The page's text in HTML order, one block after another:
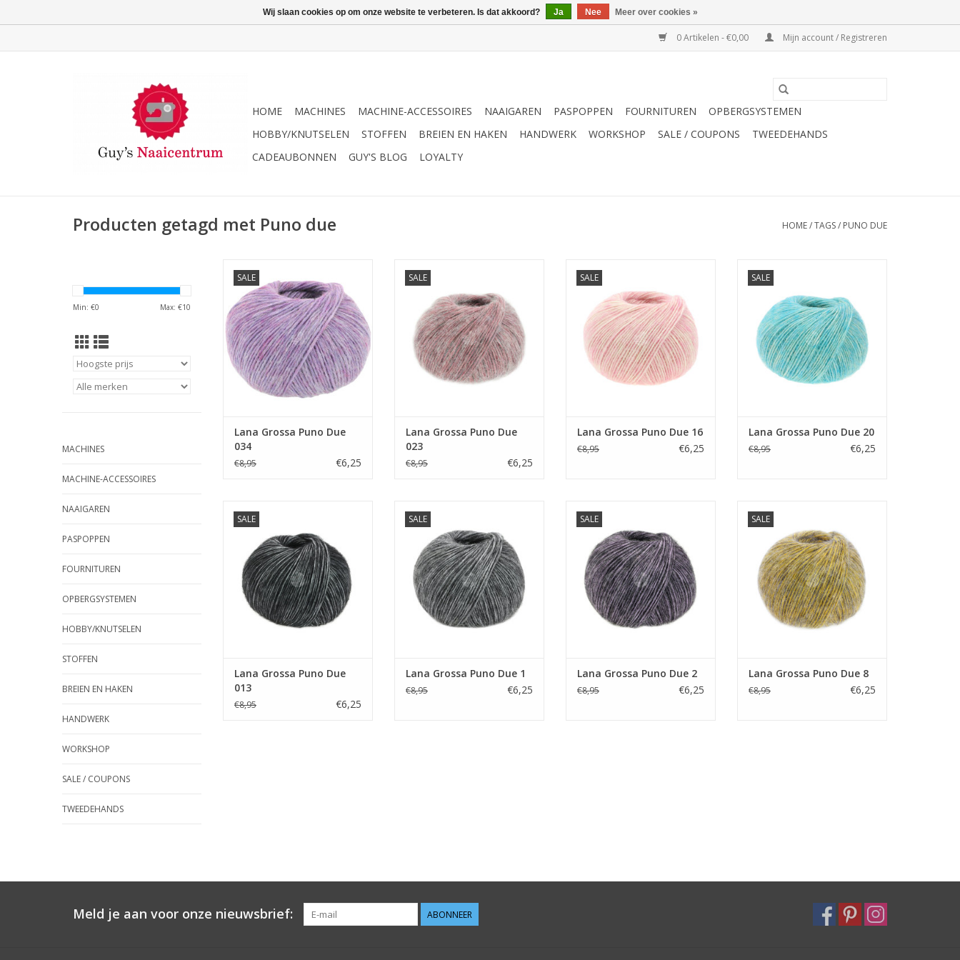
0 Artikelen - €0,00 Mijn account / Registreren
HOME MACHINES MACHINE-ACCESSOIRES NAAIGAREN PASPOPPEN FOURNITUREN
OPBERGSYSTEMEN
HOBBY/KNUTSELEN
STOFFEN BREIEN EN HAKEN HANDWERK WORKSHOP SALE / COUPONS
TWEEDEHANDS
CADEAUBONNEN
GUY'S BLOG LOYALTY
Producten getagd met Puno due HOME/TAGS/ PUNO DUE
Min: €0 Max: €10
MACHINES
MACHINE-ACCESSOIRES
NAAIGAREN
PASPOPPEN
FOURNITUREN
OPBERGSYSTEMEN
HOBBY/KNUTSELEN
STOFFEN
BREIEN EN HAKEN
HANDWERK
WORKSHOP
SALE / COUPONS
TWEEDEHANDS
SALE
TOEVOEGEN AAN WINKELWAGEN
Lana Grossa Puno Due
034
€8,95 €6,25
SALE
TOEVOEGEN AAN WINKELWAGEN
Lana Grossa Puno Due
023
€8,95 €6,25
SALE
TOEVOEGEN AAN WINKELWAGEN
Lana Grossa Puno Due 16
€8,95 €6,25
SALE
TOEVOEGEN AAN WINKELWAGEN
Lana Grossa Puno Due 20
€8,95 €6,25
SALE
TOEVOEGEN AAN WINKELWAGEN
Lana Grossa Puno Due
013
€8,95 €6,25
SALE
TOEVOEGEN AAN WINKELWAGEN
Lana Grossa Puno Due 1
€8,95 €6,25
SALE
TOEVOEGEN AAN WINKELWAGEN
Lana Grossa Puno Due 2
€8,95 €6,25
SALE
TOEVOEGEN AAN WINKELWAGEN
Lana Grossa Puno Due 8
€8,95 €6,25
Meld je aan voor onze nieuwsbrief: ABONNEER
Wij slaan cookies op om onze website te verbeteren. Is dat akkoord? Ja Nee Meer over cookies »